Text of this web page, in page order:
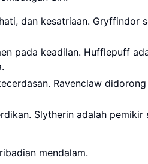
dan kesatriaan. Gryffindor
pada keadilan. Hufflepuff
Ravenclaw
Slytherin adalah pemikir
mendalam.